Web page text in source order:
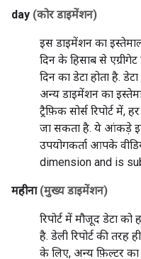
day (कोर डाइमेंशन)
इस डाइमेंशन का
दिन के हिसाब से
दिन का डेटा होता है.
अन्य डाइमेंशन का
ट्रैफ़िक सोर्स रिपोर्ट
जा सकता है. ये आंकड़े
उपयोगकर्ता आपके
dimension and is
महीना (मुख्य डाइमेंशन)
रिपोर्ट में मौजूद डेटा
है. डेली रिपोर्ट की तरह
के लिए, अन्य फ़िल्टर का